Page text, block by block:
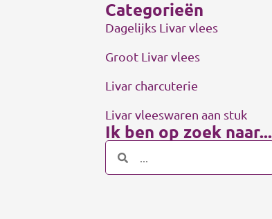
Categorieën
Dagelijks Livar vlees
Groot Livar vlees
Livar charcuterie
Livar vleeswaren aan stuk
Ik ben op zoek naar...